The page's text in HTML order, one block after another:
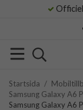
Startsida /
Samsung Galaxy A6
Samsung Galaxy A6